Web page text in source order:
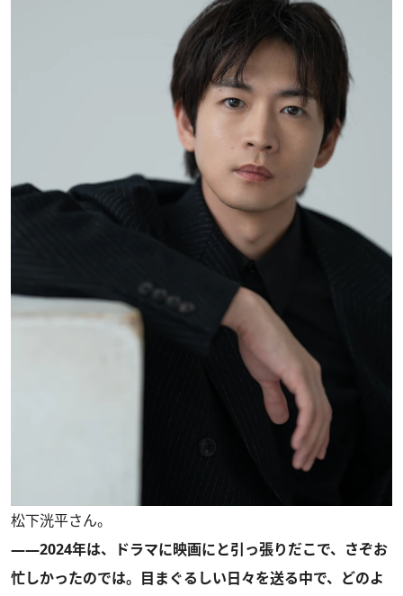
松下洸平さん。
――2024年は、ドラマに映画にと引っ張りだこで、さぞお
忙しかったのでは。目まぐるしい日々を送る中で、どのよ